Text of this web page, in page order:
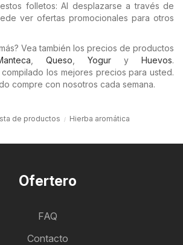
folletos: Al desplazarse a través de
ver ofertas promocionales para otros
Vea también los precios de productos
Queso Yogur y Huevos.
compilado los mejores precios para usted.
compre con nosotros cada semana.
de productos Hierba aromática
Ofertero
FAQ
Contacto